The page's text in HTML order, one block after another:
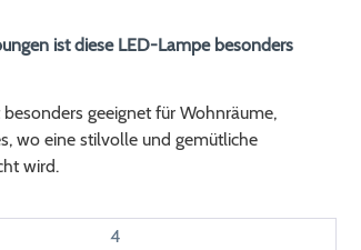
ist diese LED-Lampe besonders
geeignet für Wohnräume,
wo eine stilvolle und gemütliche
wird.
4